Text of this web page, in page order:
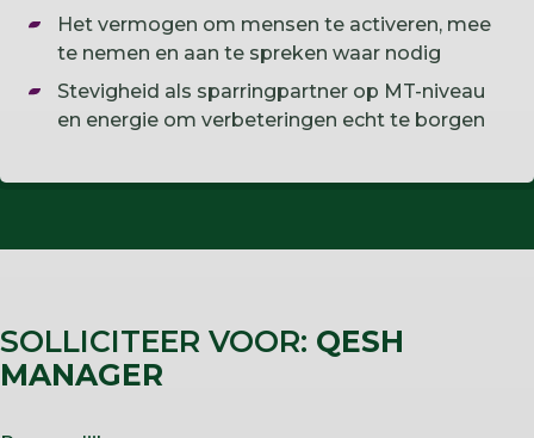
Het vermogen om mensen te activeren, mee
te nemen en aan te spreken waar nodig
Stevigheid als sparringpartner op MT-niveau
en energie om verbeteringen echt te borgen
SOLLICITEER VOOR: QESH
MANAGER